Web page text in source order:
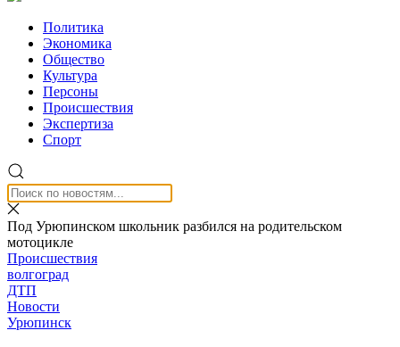
Политика
Экономика
Общество
Культура
Персоны
Происшествия
Экспертиза
Спорт
Под Урюпинском школьник разбился на родительском
мотоцикле
Происшествия
волгоград
ДТП
Новости
Урюпинск